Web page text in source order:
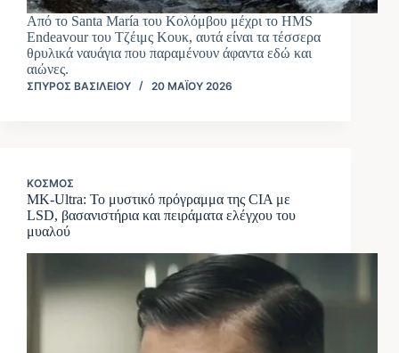
Από το Santa María του Κολόμβου μέχρι το HMS
Endeavour του Τζέιμς Κουκ, αυτά είναι τα τέσσερα
θρυλικά ναυάγια που παραμένουν άφαντα εδώ και
αιώνες.
ΣΠΎΡΟΣ ΒΑΣΙΛΕΊΟΥ 20 ΜΑΪ́ΟΥ 2026
ΚΌΣΜΟΣ
MK-Ultra: Το μυστικό πρόγραμμα της CIA με
LSD, βασανιστήρια και πειράματα ελέγχου του
μυαλού